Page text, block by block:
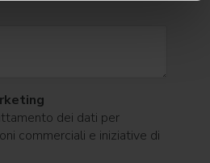
dei dati per
commerciali e iniziative di